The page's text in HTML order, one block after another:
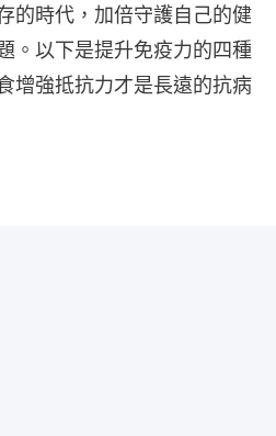
的時代，加倍守護自己的健
。以下是提升免疫力的四種
增強抵抗力才是長遠的抗病